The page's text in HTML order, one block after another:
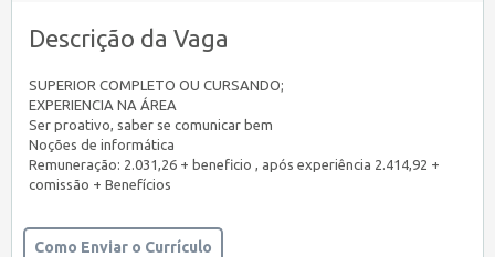
Descrição da Vaga
SUPERIOR COMPLETO OU CURSANDO;
EXPERIENCIA NA ÁREA
Ser proativo, saber se comunicar bem
Noções de informática
Remuneração: 2.031,26 + beneficio , após experiência 2.414,92 +
comissão + Benefícios
Como Enviar o Currículo